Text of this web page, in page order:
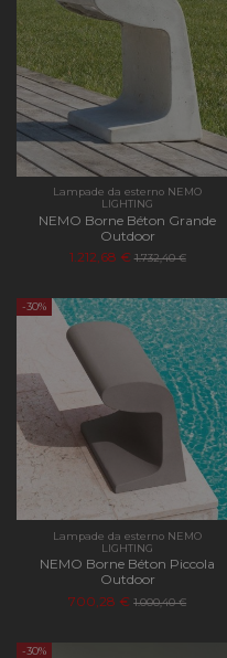
Lampade da esterno NEMO
LIGHTING
NEMO Borne Béton Grande
Outdoor
1.212,68 € 1.732,40 €
-30%
Lampade da esterno NEMO
LIGHTING
NEMO Borne Béton Piccola
Outdoor
700,28 € 1.000,40 €
-30%